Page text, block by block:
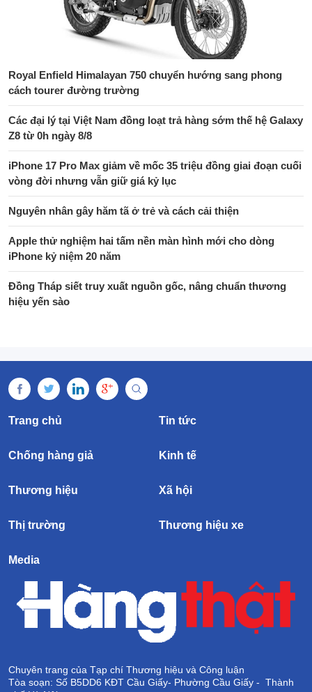
Royal Enfield Himalayan 750 chuyển hướng sang phong
cách tourer đường trường
Các đại lý tại Việt Nam đồng loạt trả hàng sớm thế hệ Galaxy
Z8 từ 0h ngày 8/8
iPhone 17 Pro Max giảm về mốc 35 triệu đồng giai đoạn cuối
vòng đời nhưng vẫn giữ giá kỷ lục
Nguyên nhân gây hăm tã ở trẻ và cách cải thiện
Apple thử nghiệm hai tấm nền màn hình mới cho dòng
iPhone kỷ niệm 20 năm
Đồng Tháp siết truy xuất nguồn gốc, nâng chuẩn thương
hiệu yến sào
Trang chủ Tin tức
Chống hàng giả Kinh tế
Thương hiệu Xã hội
Thị trường Thương hiệu xe
Media
Chuyên trang của Tạp chí Thương hiệu và Công luận
Tòa soạn: Số B5DD6 KĐT Cầu Giấy- Phường Cầu Giấy - Thành